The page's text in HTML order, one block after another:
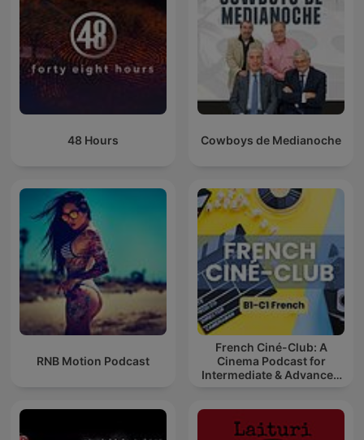
48 Hours Cowboys de Medianoche
RNB Motion Podcast
French Ciné-Club: A
Cinema Podcast for
Intermediate & Advanced